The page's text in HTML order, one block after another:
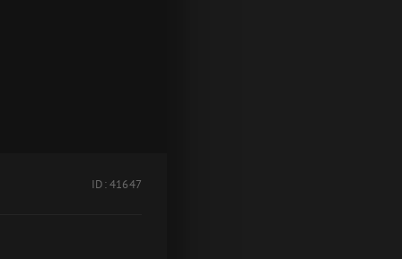
ID: 41647